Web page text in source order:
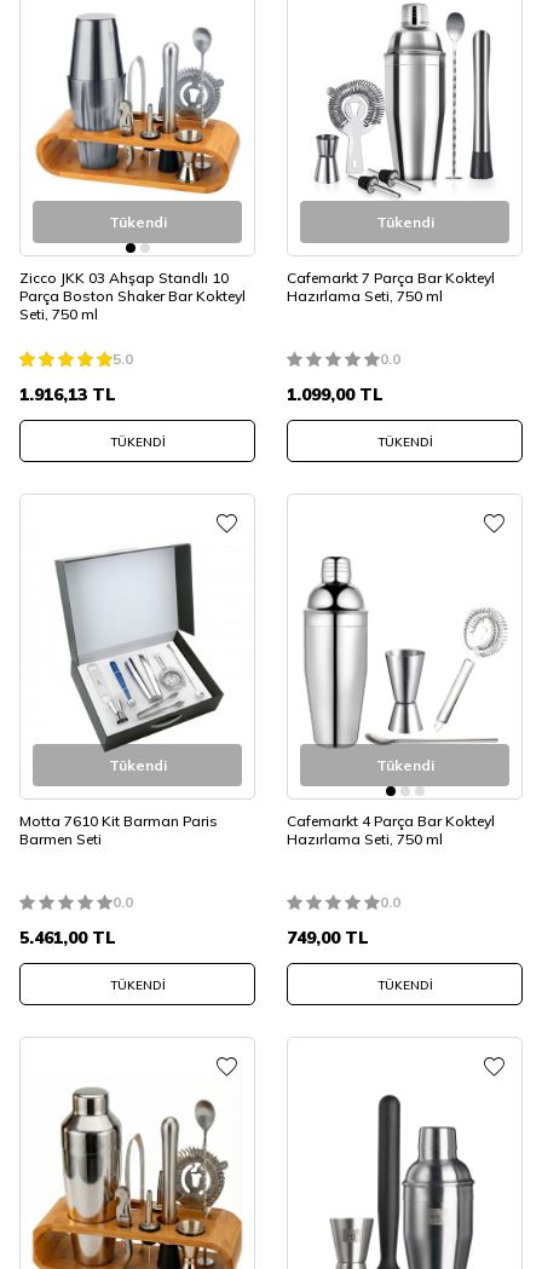
Tükendi
Zicco JKK 03 Ahşap Standlı 10
Parça Boston Shaker Bar Kokteyl
Seti, 750 ml
5.0
1.916,13 TL
TÜKENDI
Tükendi
Cafemarkt 7 Parça Bar Kokteyl
Hazırlama Seti, 750 ml
0.0
1.099,00TL
TÜKENDI
Tükendi
Motta 7610 Kit Barman Paris
Barmen Seti
0.0
5.461,00TL
TÜKENDI
Tükendi
Cafemarkt 4 Parça Bar Kokteyl
Hazırlama Seti, 750 ml
0.0
749,00TL
TÜKENDI